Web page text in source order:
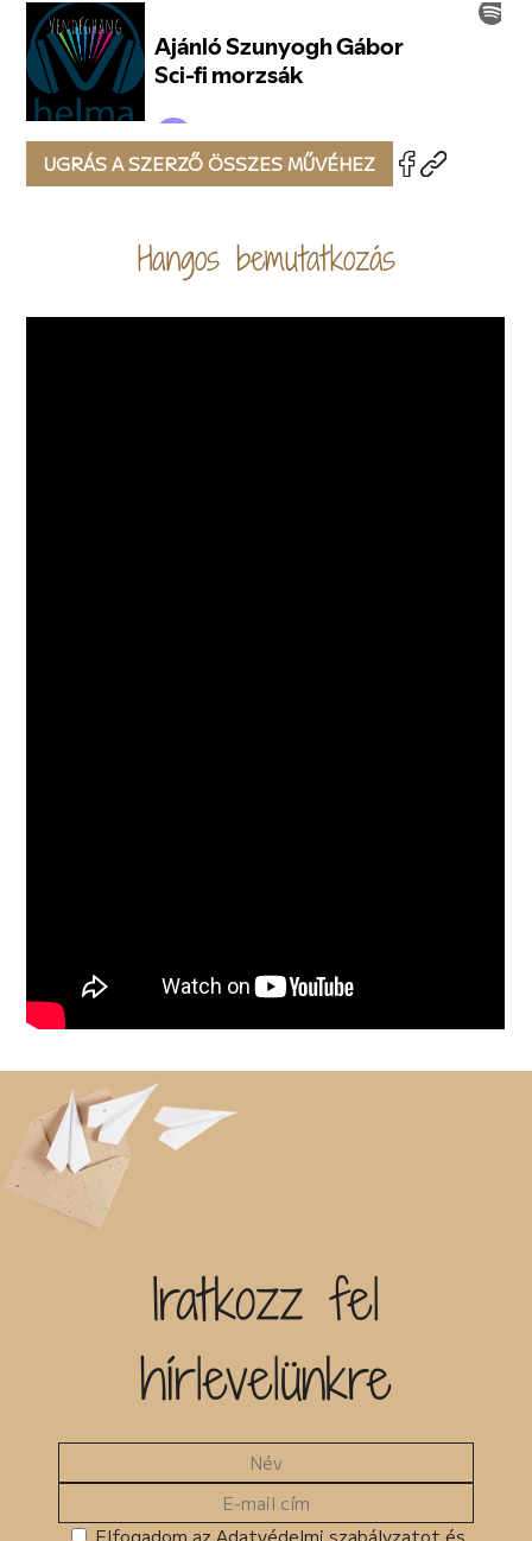
UGRÁS A SZERZŐ ÖSSZES MŰVÉHEZ
Hangos bemutatkozás
Iratkozz fel
hírlevelünkre
Elfogadom az Adatvédelmi szabályzatot és